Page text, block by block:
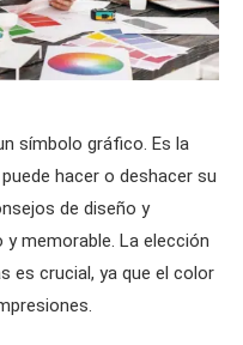
símbolo gráfico. Es la
hacer o deshacer su
de diseño y
memorable. La elección
es crucial, ya que el color